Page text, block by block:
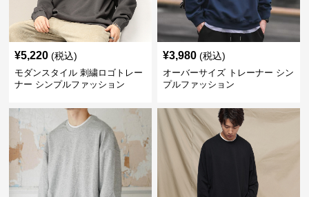
¥5,220 (税込)
モダンスタイル 刺繍ロゴトレー
ナー シンプルファッション
¥3,980 (税込)
オーバーサイズ トレーナー シン
プルファッション